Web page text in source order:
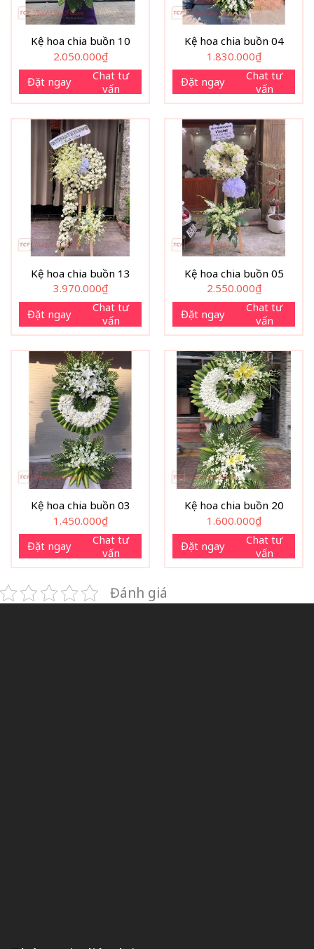
Kệ hoa chia buồn 10
2.050.000₫
Đặt ngay
Chat tư
vấn
Kệ hoa chia buồn 04
1.830.000₫
Đặt ngay
Chat tư
vấn
Kệ hoa chia buồn 13
3.970.000₫
Đặt ngay
Chat tư
vấn
Kệ hoa chia buồn 05
2.550.000₫
Đặt ngay
Chat tư
vấn
Kệ hoa chia buồn 03
1.450.000₫
Đặt ngay
Chat tư
vấn
Kệ hoa chia buồn 20
1.600.000₫
Đặt ngay
Chat tư
vấn
Đánh giá